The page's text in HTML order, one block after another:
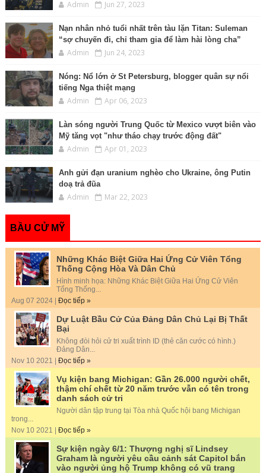
Admin Jun 27, 2023
Nạn nhân nhỏ tuổi nhất trên tàu lặn Titan: Suleman
“sợ chuyến đi, chỉ tham gia để làm hài lòng cha”
Admin Jun 24, 2023
Nóng: Nổ lớn ở St Petersburg, blogger quân sự nổi
tiếng Nga thiệt mạng
Admin Apr 06, 2023
Làn sóng người Trung Quốc từ Mexico vượt biên vào
Mỹ tăng vọt "như tháo chạy trước động đất"
Admin Apr 01, 2023
Anh gửi đạn uranium nghèo cho Ukraine, ông Putin
doạ trả đũa
Admin Mar 22, 2023
BẦU CỬ MỸ
Những Khác Biệt Giữa Hai Ứng Cử Viên Tổng
Thống Cộng Hòa Và Dân Chủ
Hình minh họa: Những Khác Biệt Giữa Hai Ứng Cử Viên
Tổng Thống...
Aug 07 2024 | Đọc tiếp »
Dự Luật Bầu Cử Của Đảng Dân Chủ Lại Bị Thất
Bại
Không đòi hỏi cử tri xuất trình ID (thẻ căn cước có hình.)
Đảng Dân...
Nov 10 2021 | Đọc tiếp »
Vụ kiện bang Michigan: Gần 26.000 người chết,
thậm chí chết từ 20 năm trước vẫn có tên trong
danh sách cử tri
Người dân tập trung tại Tòa nhà Quốc hội bang Michigan
trong...
Nov 10 2021 | Đọc tiếp »
Sự kiện ngày 6/1: Thượng nghị sĩ Lindsey
Graham là người yêu cầu cảnh sát Capitol bắn
vào người ủng hộ Trump không có vũ trang